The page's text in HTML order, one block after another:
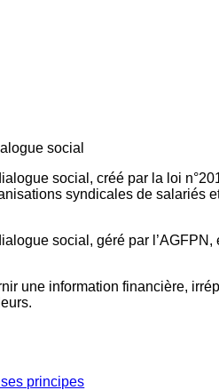
social, créé par la loi
syndicales de salariés
social, géré par
une information financière,
principes